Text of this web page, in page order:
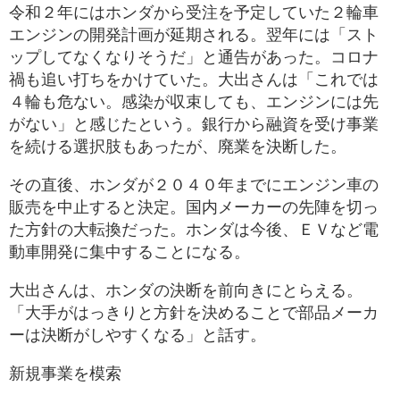
令和２年にはホンダから受注を予定していた２輪車
エンジンの開発計画が延期される。翌年には「スト
ップしてなくなりそうだ」と通告があった。コロナ
禍も追い打ちをかけていた。大出さんは「これでは
４輪も危ない。感染が収束しても、エンジンには先
がない」と感じたという。銀行から融資を受け事業
を続ける選択肢もあったが、廃業を決断した。
その直後、ホンダが２０４０年までにエンジン車の
販売を中止すると決定。国内メーカーの先陣を切っ
た方針の大転換だった。ホンダは今後、ＥＶなど電
動車開発に集中することになる。
大出さんは、ホンダの決断を前向きにとらえる。
「大手がはっきりと方針を決めることで部品メーカ
ーは決断がしやすくなる」と話す。
新規事業を模索